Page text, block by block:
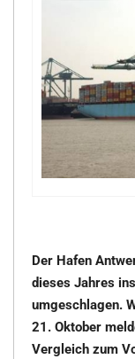
Der Hafen
dieses Jahres
umgeschlagen.
21. Oktober
Vergleich zum